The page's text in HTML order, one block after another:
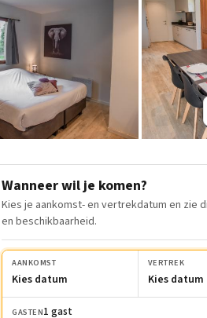
Wanneer wil je komen?
Kies je aankomst- en vertrekdatum en zie
en beschikbaarheid.
AANKOMST
Kies datum
VERTREK
Kies datum
GASTEN1 gast